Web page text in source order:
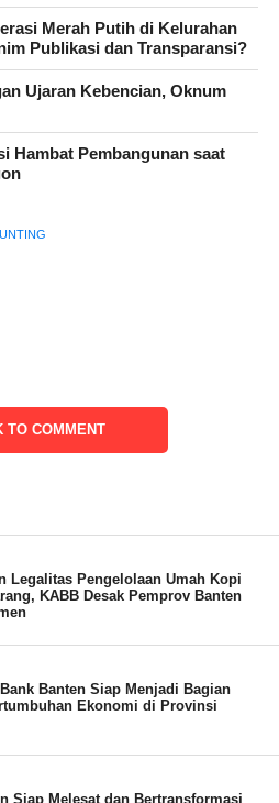
dan Alhamdulillah tidak ada
stunting yang terjadi dominan
banyak sekali para orang tua
depan mereka.
Eha.
stunting dengan membawa
berusia 3 tahun, dengan
Merah Putih di Kelurahan
Publikasi dan Transparansi?
Ujaran Kebencian, Oknum
Hambat Pembangunan saat
TO COMMENT
Legalitas Pengelolaan Umah Kopi
KABB Desak Pemprov Banten
Banten Siap Menjadi Bagian
Ekonomi di Provinsi
Siap Melesat dan Bertransformasi